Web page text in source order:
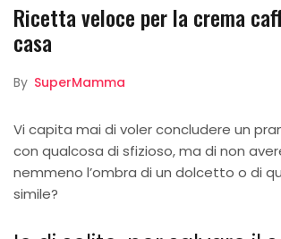
Ricetta veloce per la crema
casa
By SuperMamma
Vi capita mai di voler concludere un
con qualcosa di sfizioso, ma di non
nemmeno l’ombra di un dolcetto o di
simile?